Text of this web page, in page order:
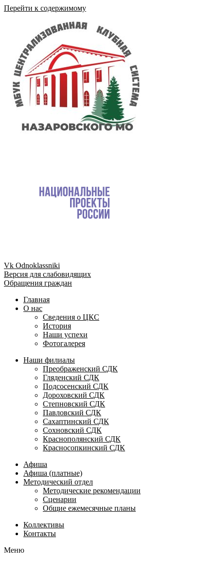
Перейти к содержимому
Vk Odnoklassniki
Версия для слабовидящих
Обращения граждан
Главная
О нас
Сведения о ЦКС
История
Наши успехи
Фотогалерея
Наши филиалы
Преображенский СДК
Гляденский СДК
Подсосенский СДК
Дороховский СДК
Степновский СДК
Павловский СДК
Сахаптинский СДК
Сохновский СДК
Краснополянский СДК
Красносопкинский СДК
Афиша
Афиша (платные)
Методический отдел
Методические рекомендации
Сценарии
Общие ежемесячные планы
Коллективы
Контакты
Меню